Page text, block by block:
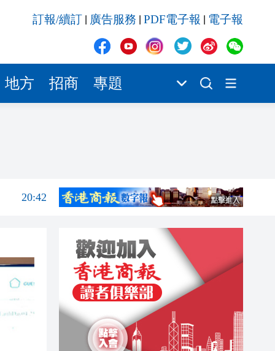
訂報/續訂 廣告服務 PDF電子報 電子報
地方 招商 專題
20:41
20:42
20:39
20:31